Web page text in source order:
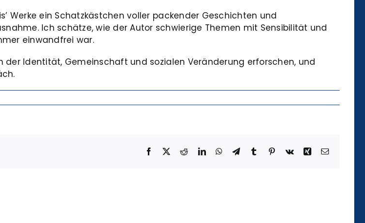
Werke ein Schatzkästchen voller packender Geschichten und
Ich schätze, wie der Autor schwierige Themen mit Sensibilität und
einwandfrei war.
Identität, Gemeinschaft und sozialen Veränderung erforschen, und
Facebook RedditLinkedInWhatsApp
TelegramTumblrPinterest
Vk Xing Email